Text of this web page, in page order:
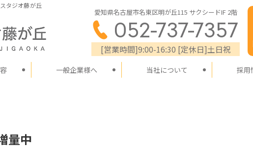
タジオ藤が丘
一般企業様へ 当社について 採用
愛知県名古屋市名東区明が丘115 サクシードIF 2階
052-737-7357
[営業時間]9:00-16:30 [定休日]土日祝
量中